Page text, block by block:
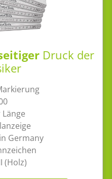
Druck der
Germany
(Holz)